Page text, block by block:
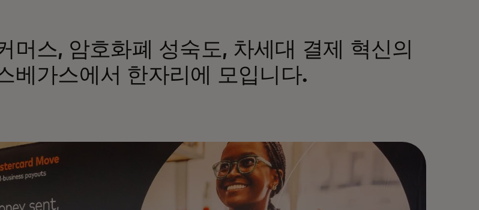
머스, 암호화폐 성숙도, 차세대 결제 혁신의
베가스에서 한자리에 모입니다.